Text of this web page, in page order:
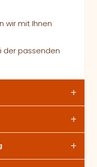
wir mit Ihnen
der passenden